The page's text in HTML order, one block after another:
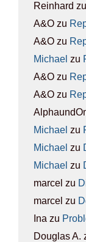
Reinhard zu
A&O zu
A&O zu
Michael zu
A&O zu
A&O zu
Michael zu
Michael zu
Michael zu
marcel zu
marcel zu
Ina zu
Douglas A.